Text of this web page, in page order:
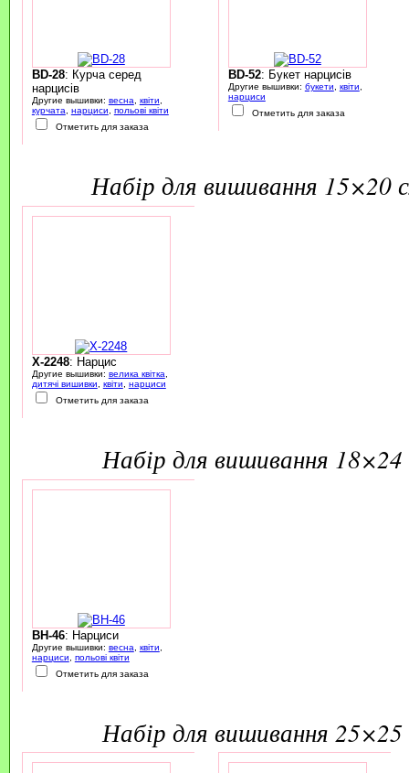
BD-28: Курча серед
нарцисів
Другие вышивки: весна квіти
курчата
нарциси
польові квіти
Отметить для заказа
BD-52: Букет нарцисів
Другие вышивки: букети квіти
нарциси
Отметить для заказа
набір для вишивання
X-2248: Нарцис
Другие вышивки: велика квітка
дитячі вишивки
квіти
нарциси
Отметить для заказа
набір для вишивання 18×24
BH-46: Нарциси
Другие вышивки: весна квіти
нарциси
польові квіти
Отметить для заказа
набір для вишивання 25×25